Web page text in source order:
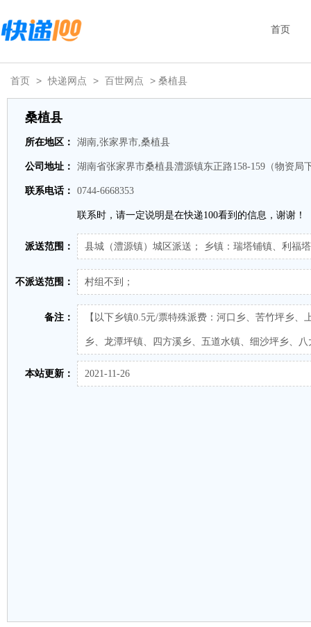
首页
首页 > 快递网点 > 百世网点 > 桑植县
桑植县
所在地区： 湖南,张家界市,桑植县
公司地址： 湖南省张家界市桑植县澧源镇东正路158-159（物资局
联系电话： 0744-6668353
联系时，请一定说明是在快递100看到的信息，谢谢！
派送范围： 县城（澧源镇）城区派送； 乡镇：瑞塔铺镇、利福
不派送范围： 村组不到；
备注： 【以下乡镇0.5元/票特殊派费：河口乡、苦竹坪乡、
乡、龙潭坪镇、四方溪乡、五道水镇、细沙坪乡、
本站更新： 2021-11-26